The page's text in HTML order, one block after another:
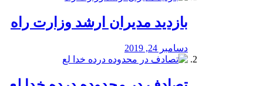
بازدید مدیران ارشد وزارت راه
دسامبر 24, 2019